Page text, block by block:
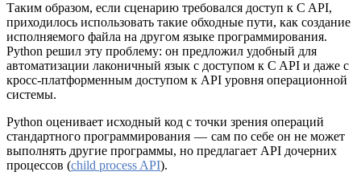
Таким образом, если сценарию требовался доступ к C API,
приходилось использовать такие обходные пути, как создание
исполняемого файла на другом языке программирования.
Python решил эту проблему: он предложил удобный для
автоматизации лаконичный язык с доступом к C API и даже с
кросс-платформенным доступом к API уровня операционной
системы.
Python оценивает исходный код с точки зрения операций
стандартного программирования — сам по себе он не может
выполнять другие программы, но предлагает API дочерних
процессов (child process API).